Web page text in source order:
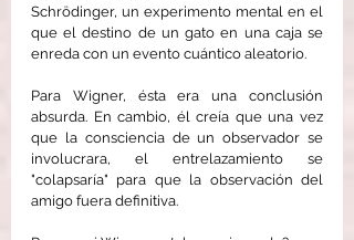
Schrödinger, un experimento mental en el
que el destino de un gato en una caja se
enreda con un evento cuántico aleatorio.
Para Wigner, ésta era una conclusión
absurda. En cambio, él creía que una vez
que la consciencia de un observador se
involucrara, el entrelazamiento se
"colapsaría" para que la observación del
amigo fuera definitiva.